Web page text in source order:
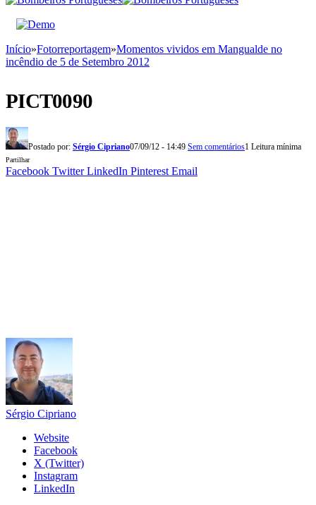
Início»Fotorreportagem»Momentos vividos em Mangualde no
incêndio de 5 de Setembro 2012
PICT0090
Postado por: Sérgio Cipriano07/09/12 - 14:49 Sem comentários1 Leitura mínima
Partilhar
Facebook Twitter LinkedIn Pinterest Email
Sérgio Cipriano
Website
Facebook
X (Twitter)
Instagram
LinkedIn